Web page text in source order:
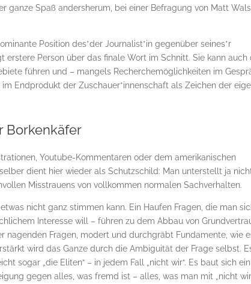
ganze Spaß andersherum, bei einer Befragung von Matt
Position des*der Journalist*in gegenüber seines*r
Person über das finale Wort im Schnitt. Sie kann auch
führen und – mangels Recherchemöglichkeiten im
Endprodukt der Zuschauer*innenschaft als Zeichen der
Borkenkäfer
Youtube-Kommentaren oder dem amerikanischen
dient hier wieder als Schutzschild: Man unterstellt ja
Misstrauens von vollkommen normalen Sachverhalten.
nicht ganz stimmen kann. Ein Haufen Fragen, die man
Interesse will – führen zu dem Abbau von
nagenden Fragen, modert und durchgräbt Fundamente, wie
wird das Ganze durch die Ambiguität der Frage selbst.
sogar „die Eliten“ – in jedem Fall „nicht wir“. Es baut sich ein
gegen alles, was fremd ist – alles, was man mit „nicht